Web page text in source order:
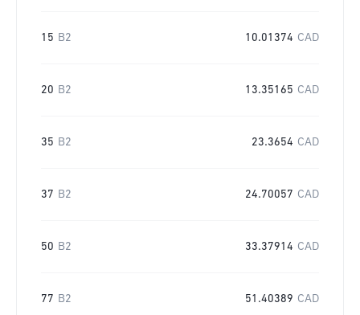
15 B2 10.01374 CAD
20 B2 13.35165 CAD
35 B2 23.3654 CAD
37 B2 24.70057 CAD
50 B2 33.37914 CAD
77 B2 51.40389 CAD